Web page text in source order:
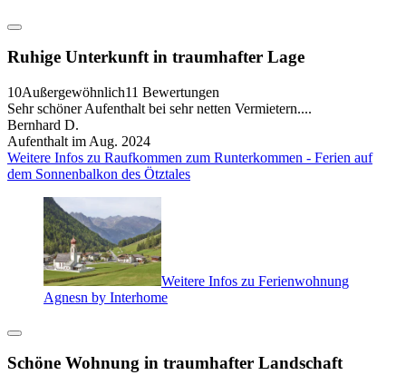
Ruhige Unterkunft in traumhafter Lage
10Außergewöhnlich11 Bewertungen
Sehr schöner Aufenthalt bei sehr netten Vermietern....
Bernhard D.
Aufenthalt im Aug. 2024
Weitere Infos zu Raufkommen zum Runterkommen - Ferien auf
dem Sonnenbalkon des Ötztales
Weitere Infos zu Ferienwohnung
Agnesn by Interhome
Schöne Wohnung in traumhafter Landschaft